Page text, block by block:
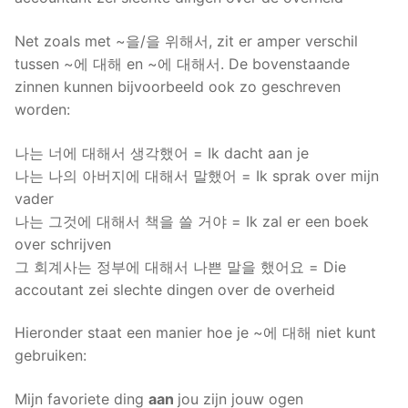
Net zoals met ~을/을 위해서, zit er amper verschil
tussen ~에 대해 en ~에 대해서. De bovenstaande
zinnen kunnen bijvoorbeeld ook zo geschreven
worden:
나는 너에 대해서 생각했어 = Ik dacht aan je
나는 나의 아버지에 대해서 말했어 = Ik sprak over mijn
vader
나는 그것에 대해서 책을 쓸 거야 = Ik zal er een boek
over schrijven
그 회계사는 정부에 대해서 나쁜 말을 했어요 = Die
accoutant zei slechte dingen over de overheid
Hieronder staat een manier hoe je ~에 대해 niet kunt
gebruiken:
Mijn favoriete ding aan jou zijn jouw ogen